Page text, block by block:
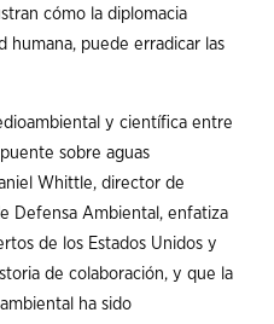
cómo la diplomacia
humana, puede erradicar las
y científica entre
sobre aguas
Whittle, director de
Defensa Ambiental, enfatiza
de los Estados Unidos y
de colaboración, y que la
ha sido